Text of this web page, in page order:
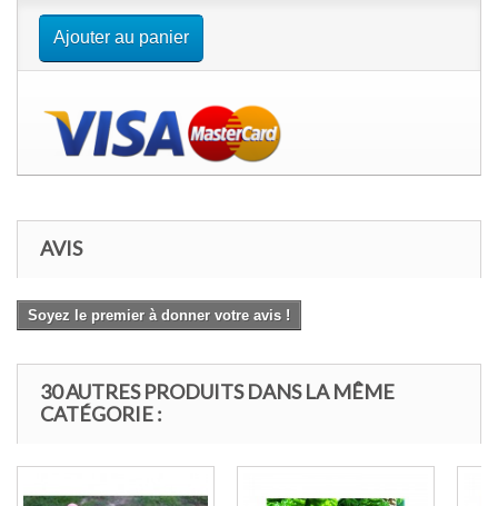
Ajouter au panier
AVIS
Soyez le premier à donner votre avis !
30 AUTRES PRODUITS DANS LA MÊME
CATÉGORIE :